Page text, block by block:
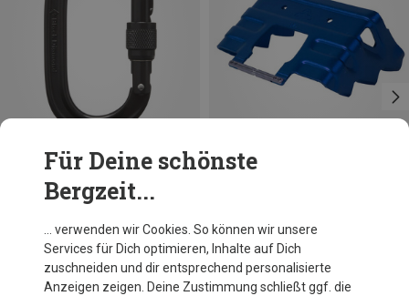
Black Diamond
Oval Keylock Screwlock Karabiner
Dynafit
TLT Harscheisen
78,20 €
Für Deine schönste
Bergzeit...
… verwenden wir Cookies. So können wir unsere
Services für Dich optimieren, Inhalte auf Dich
zuschneiden und dir entsprechend personalisierte
Anzeigen zeigen. Deine Zustimmung schließt ggf. die